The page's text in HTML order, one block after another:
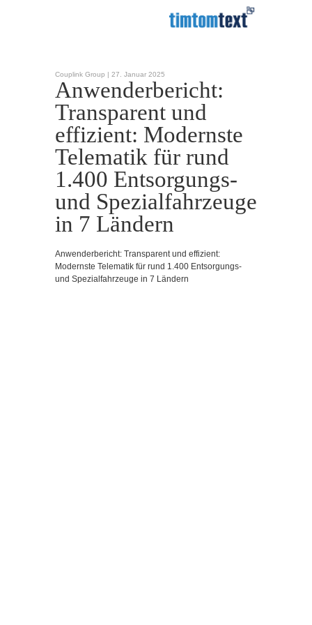
Couplink Group | 27. Januar 2025
Anwenderbericht:
Transparent und
effizient: Modernste
Telematik für rund
1.400 Entsorgungs-
und Spezialfahrzeuge
in 7 Ländern
Anwenderbericht: Transparent und effizient:
Modernste Telematik für rund 1.400 Entsorgungs-
und Spezialfahrzeuge in 7 Ländern